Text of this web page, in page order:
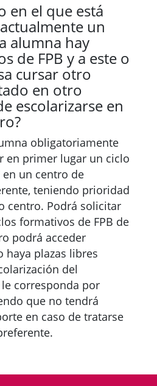
en el que está
un
alumna hay
de FPB y a este o
cursar otro
en otro
escolarizarse en
obligatoriamente
en primer lugar un ciclo
un centro de
teniendo prioridad
centro. Podrá solicitar
formativos de FPB de
podrá acceder
haya plazas libres
del
corresponda por
que no tendrá
en caso de tratarse